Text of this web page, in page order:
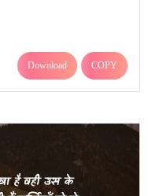
Download COPY